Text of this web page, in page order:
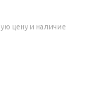
цену и наличие